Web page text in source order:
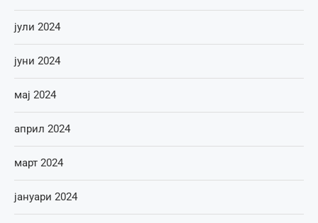
јули 2024
јуни 2024
мај 2024
април 2024
март 2024
јануари 2024